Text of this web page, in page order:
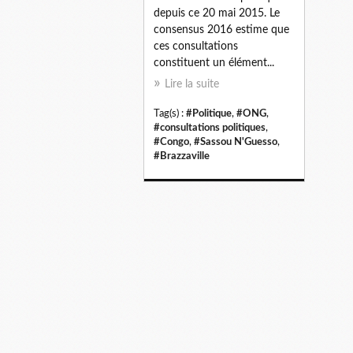
depuis ce 20 mai 2015. Le
consensus 2016 estime que
ces consultations
constituent un élément...
Lire la suite
Tag(s) : #Politique, #ONG,
#consultations politiques,
#Congo, #Sassou N'Guesso,
#Brazzaville